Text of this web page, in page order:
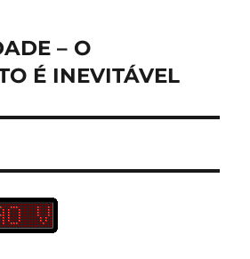
– O
É INEVITÁVEL